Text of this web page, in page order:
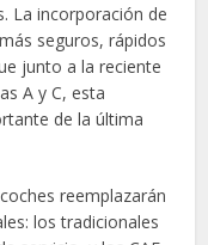
La incorporación de
seguros, rápidos
junto a la reciente
A y C, esta
de la última
reemplazarán
los tradicionales